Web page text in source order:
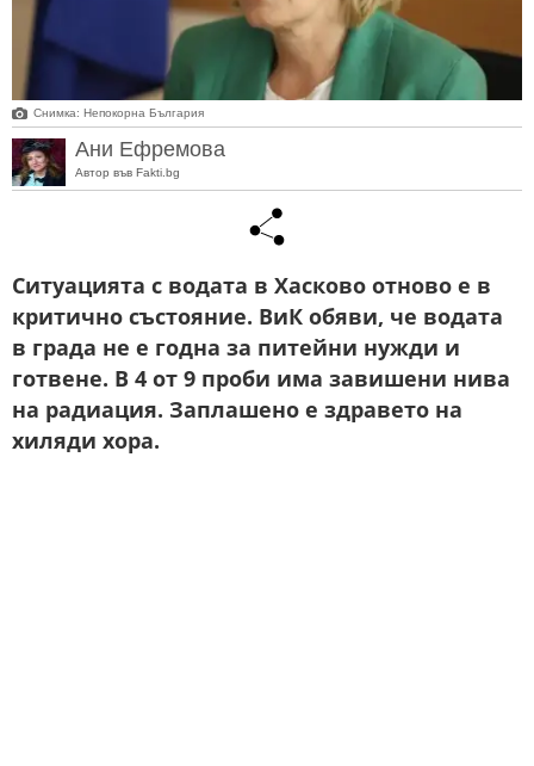
Снимка: Непокорна България
Ани Ефремова
Автор във Fakti.bg
Ситуацията с водата в Хасково отново е в
критично състояние. ВиК обяви, че водата
в града не е годна за питейни нужди и
готвене. В 4 от 9 проби има завишени нива
на радиация. Заплашено е здравето на
хиляди хора.